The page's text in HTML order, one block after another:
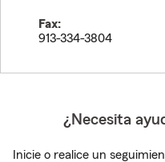
Fax:
913-334-3804
¿Necesita
Inicie o realice un